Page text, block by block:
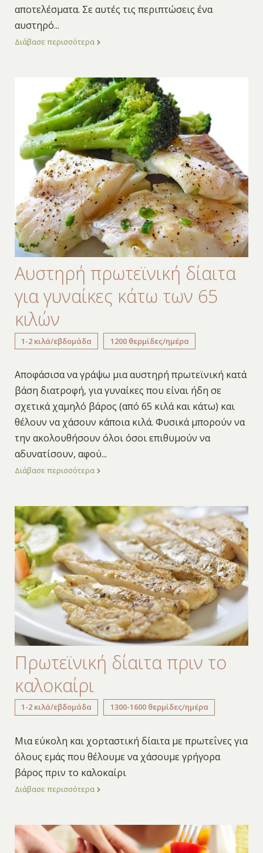
αποτελέσματα. Σε αυτές τις περιπτώσεις ένα
αυστηρό...
Διάβασε περισσότερα
Αυστηρή πρωτεϊνική δίαιτα
για γυναίκες κάτω των 65
κιλών
1-2 κιλά/εβδομάδα 1200 θερμίδες/ημέρα
Αποφάσισα να γράψω μια αυστηρή πρωτεϊνική κατά
βάση διατροφή, για γυναίκες που είναι ήδη σε
σχετικά χαμηλό βάρος (από 65 κιλά και κάτω) και
θέλουν να χάσουν κάποια κιλά. Φυσικά μπορούν να
την ακολουθήσουν όλοι όσοι επιθυμούν να
αδυνατίσουν, αφού...
Διάβασε περισσότερα
Πρωτεϊνική δίαιτα πριν το
καλοκαίρι
1-2 κιλά/εβδομάδα 1300-1600 θερμίδες/ημέρα
Μια εύκολη και χορταστική δίαιτα με πρωτεΐνες για
όλους εμάς που θέλουμε να χάσουμε γρήγορα
βάρος πριν το καλοκαίρι
Διάβασε περισσότερα